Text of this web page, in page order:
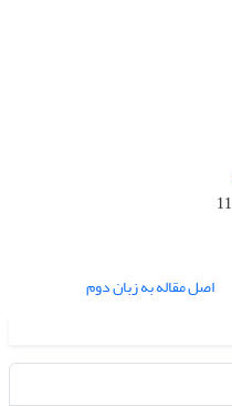
اصل مقاله به زبان دوم